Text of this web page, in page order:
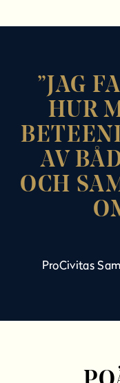
JAG
HUR
AV
OCH
ProCivitas